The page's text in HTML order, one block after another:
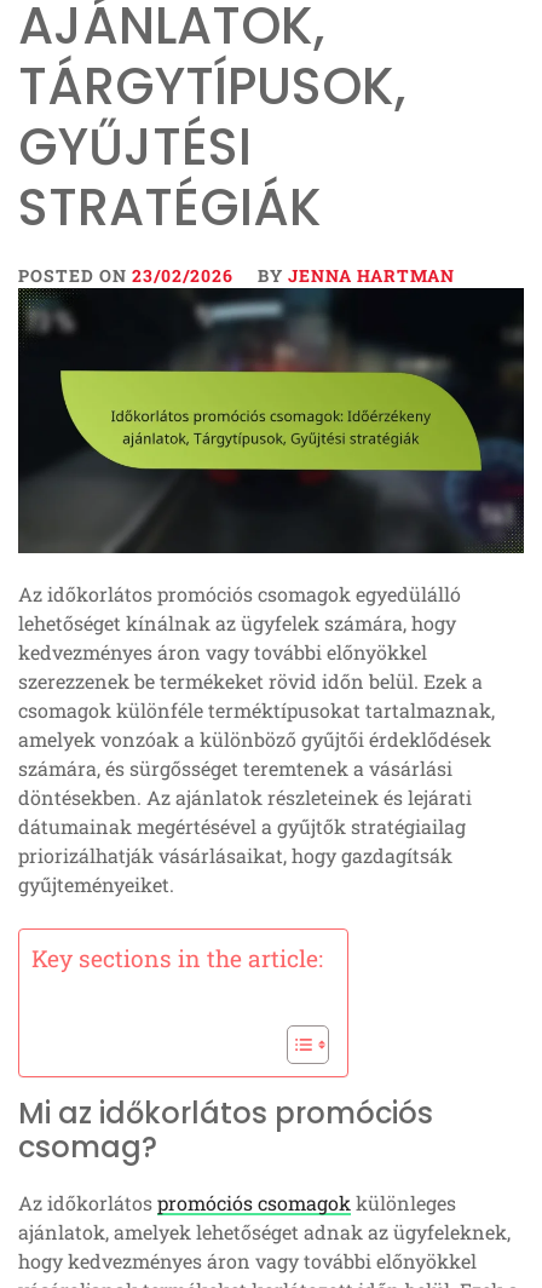
AJÁNLATOK,
TÁRGYTÍPUSOK,
GYŰJTÉSI
STRATÉGIÁK
POSTED ON 23/02/2026 BY JENNA HARTMAN
Az időkorlátos promóciós csomagok egyedülálló
lehetőséget kínálnak az ügyfelek számára, hogy
kedvezményes áron vagy további előnyökkel
szerezzenek be termékeket rövid időn belül. Ezek a
csomagok különféle terméktípusokat tartalmaznak,
amelyek vonzóak a különböző gyűjtői érdeklődések
számára, és sürgősséget teremtenek a vásárlási
döntésekben. Az ajánlatok részleteinek és lejárati
dátumainak megértésével a gyűjtők stratégiailag
priorizálhatják vásárlásaikat, hogy gazdagítsák
gyűjteményeiket.
Key sections in the article:
Mi az időkorlátos promóciós
csomag?
Az időkorlátospromóciós csomagokkülönleges
ajánlatok, amelyek lehetőséget adnak az ügyfeleknek,
hogy kedvezményes áron vagy további előnyökkel